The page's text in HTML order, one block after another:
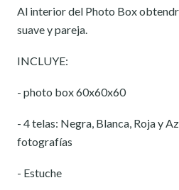
Al interior del Photo Box
suave y pareja.
INCLUYE:
- photo box 60x60x60
- 4 telas: Negra, Blanca, Roja y
fotografías
- Estuche